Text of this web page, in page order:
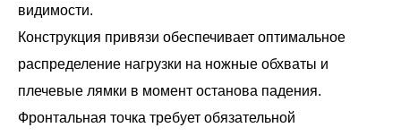
видимости.
Конструкция привязи обеспечивает оптимальное
распределение нагрузки на ножные обхваты и
плечевые лямки в момент останова падения.
Фронтальная точка требует обязательной